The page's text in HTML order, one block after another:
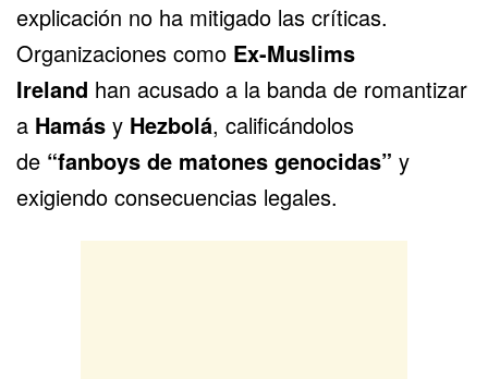
explicación no ha mitigado las críticas.
Organizaciones como Ex-Muslims
Ireland han acusado a la banda de romantizar
a Hamás y Hezbolá, calificándolos
de “fanboys de matones genocidas” y
exigiendo consecuencias legales.